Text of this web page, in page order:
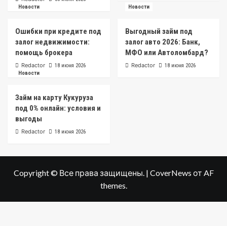
Новости
Ошибки при кредите под
залог недвижимости:
помощь брокера
Redactor 18 июня 2026
Новости
Выгодный займ под
залог авто 2026: Банк,
МФО или Автоломбард?
Redactor
18 июня 2026
Новости
Займ на карту Кукуруза
под 0% онлайн: условия и
выгоды
Redactor 18 июня 2026
Copyright © Все права защищены. | CoverNews от AF
themes.